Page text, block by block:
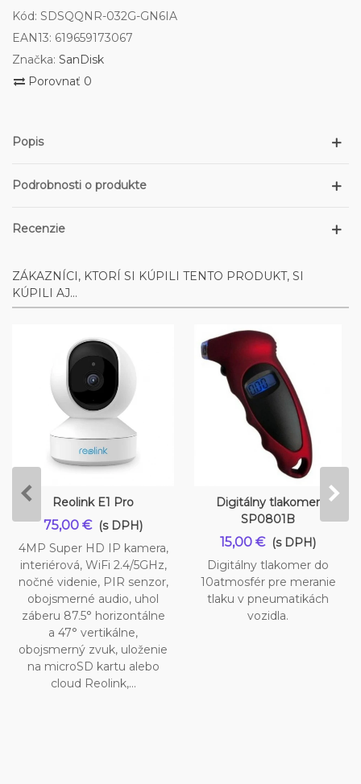
Kód: SDSQQNR-032G-GN6IA
EAN13: 619659173067
Značka: SanDisk
Porovnať 0
Popis
Podrobnosti o produkte
Recenzie
ZÁKAZNÍCI, KTORÍ SI KÚPILI TENTO PRODUKT, SI
KÚPILI AJ...
Reolink E1 Pro
75,00 € (s DPH)
4MP Super HD IP kamera,
interiérová, WiFi 2.4/5GHz,
nočné videnie, PIR senzor,
obojsmerné audio, uhol
záberu 87.5° horizontálne
a 47° vertikálne,
obojsmerný zvuk, uloženie
na microSD kartu alebo
cloud Reolink,...
Digitálny tlakomer
SP0801B
15,00 € (s DPH)
Digitálny tlakomer do
10atmosfér pre meranie
tlaku v pneumatikách
vozidla.